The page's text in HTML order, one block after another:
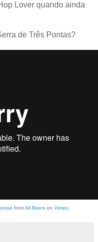
Lover quando ainda
de Três Pontas?
fromAll Beers on Vimeo